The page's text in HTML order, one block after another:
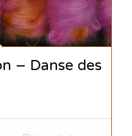
– Danse des